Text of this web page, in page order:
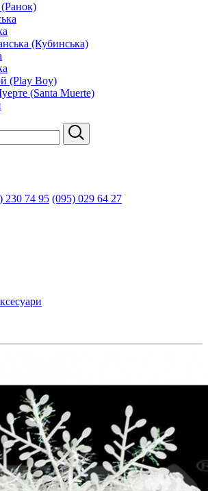
(Ранок)
(Кубинська)
(Play Boy)
(Santa Muerte)
230 74 95 (095) 029 64 27